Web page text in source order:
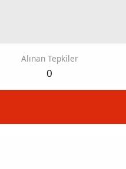
Alınan Tepkiler
0